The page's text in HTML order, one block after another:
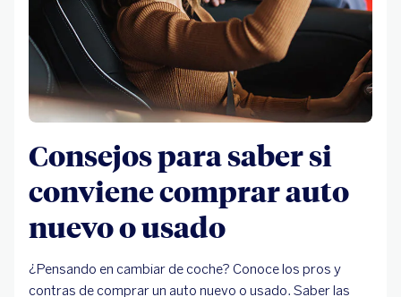
Consejos para saber si
conviene comprar auto
nuevo o usado
¿Pensando en cambiar de coche? Conoce los pros y
contras de comprar un auto nuevo o usado. Saber las